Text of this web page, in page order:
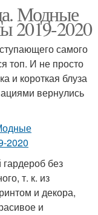
Модные
2019-2020
самого
топ. И не просто
и короткая блуза
вернулись
без
т. к. из
и декора,
и